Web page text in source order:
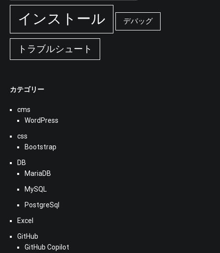
インストール デバッグ
トラブルシュート
カテゴリー
cms
WordPress
css
Bootstrap
DB
MariaDB
MySQL
PostgreSql
Excel
GitHub
GitHub Copilot